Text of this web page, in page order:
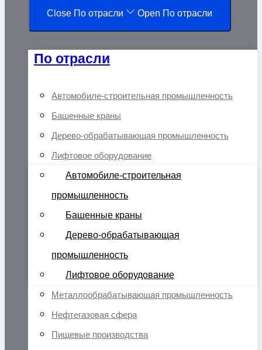
Close По отрасли Open По отрасли
По отрасли
Автомобиле-строительная промышленность
Башенные краны
Дерево-обрабатывающая промышленность
Лифтовое оборудование
Автомобиле-строительная
промышленность
Башенные краны
Дерево-обрабатывающая
промышленность
Лифтовое оборудование
Металлообрабатывающая промышленность
Нефтегазовая сфера
Пищевые производства